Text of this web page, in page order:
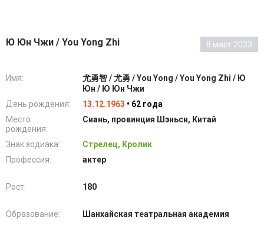
Ю Юн Чжи / You Yong Zhi 8 март 2023
Имя:
尤勇智 / 尤勇 / You Yong / You Yong Zhi / Ю
Юн / Ю Юн Чжи
День рождения:
13.12.1963 • 62 года
Место
рождения:
Сиань, провинция Шэньси, Китай
Знак зодиака:
Стрелец, Кролик
Профессия:
актер
Рост: 180
Образование: Шанхайская театральная академия